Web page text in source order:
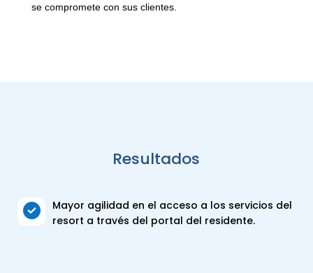
se compromete con sus clientes.
Resultados

Mayor agilidad en el acceso a los servicios del
resort a través del portal del residente.